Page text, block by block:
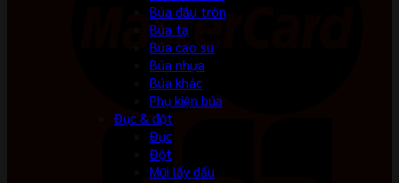
Búa đầu tròn
Búa tạ
Búa cao su
Búa nhựa
Búa khác
Phụ kiện búa
Đục & đột
Đục
Đột
Mũi lấy dấu